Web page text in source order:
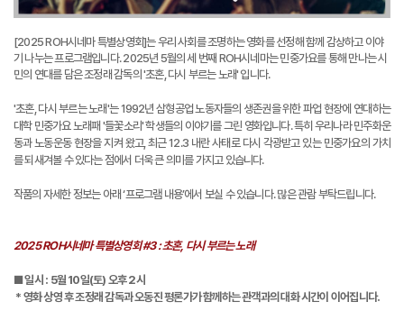
[2025 ROH시네마 특별상영회]는 우리 사회를 조명하는 영화를 선정해 함께 감상하고 이야
기 나누는 프로그램입니다.2025년 5월의 세 번째 ROH시네마는 민중가요를 통해 만나는 시
민의 연대를 담은 조정래 감독의 '초혼, 다시 부르는 노래' 입니다.
'초혼, 다시 부르는 노래'는 1992년 삼형공업 노동자들의 생존권을 위한 파업 현장에 연대하는
대학 민중가요 노래패 '들꽃소리' 학생들의 이야기를 그린 영화입니다. 특히 우리나라 민주화운
동과 노동운동 현장을 지켜 왔고, 최근 12.3 내란 사태로 다시 각광받고 있는 민중가요의 가치
를 되새겨볼 수 있다는 점에서 더욱 큰 의미를 가지고 있습니다.
작품의 자세한 정보는 아래 ‘프로그램 내용’에서 보실 수 있습니다. 많은 관람 부탁드립니다.
2025 ROH시네마 특별상영회 #3 : 초혼, 다시 부르는 노래
■일시 : 5월 10일(토) 오후 2시
* 영화 상영 후 조정래 감독과 오동진 평론가가 함께하는 관객과의 대화 시간이 이어집니다.